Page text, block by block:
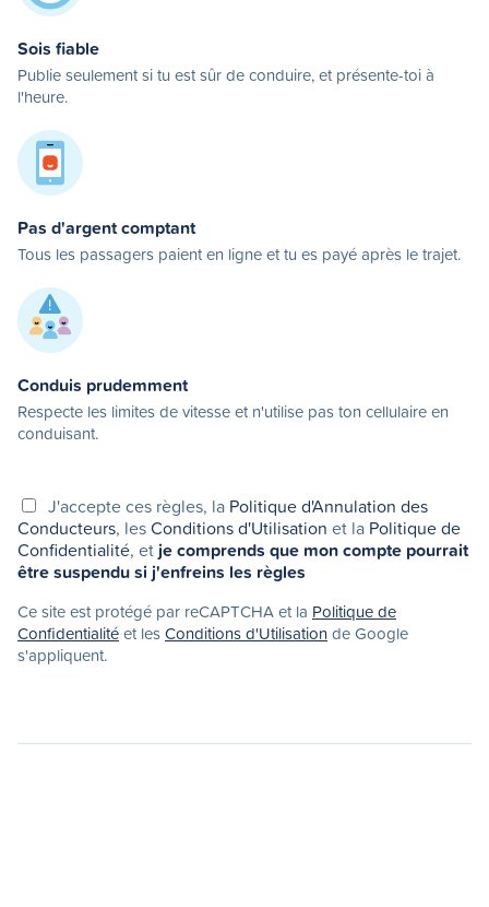
Sois fiable
Publie seulement si tu est sûr de conduire, et présente-toi à
l'heure.
Pas d'argent comptant
Tous les passagers paient en ligne et tu es payé après le trajet.
Conduis prudemment
Respecte les limites de vitesse et n'utilise pas ton cellulaire en
conduisant.
J'accepte ces règles, la Politique d'Annulation des
Conducteurs, lesConditions d'Utilisation et la Politique de
Confidentialité, etje comprends que mon compte pourrait
être suspendu si j'enfreins les règles
Ce site est protégé par reCAPTCHA et la Politique de
Confidentialitéet lesConditions d'Utilisationde Google
s'appliquent.